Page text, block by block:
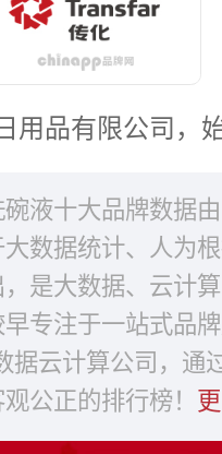
碗液十大品牌数据
数据统计、人为
是大数据、云计
专注于一站式品
据云计算公司，通
公正的排行榜！